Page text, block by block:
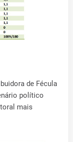
de Fécula
político
mais